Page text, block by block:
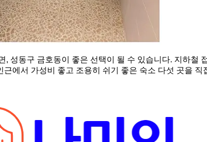
성동구 금호동이 좋은 선택이 될 수 있습니다. 지하철
에서 가성비 좋고 조용히 쉬기 좋은 숙소 다섯 곳을